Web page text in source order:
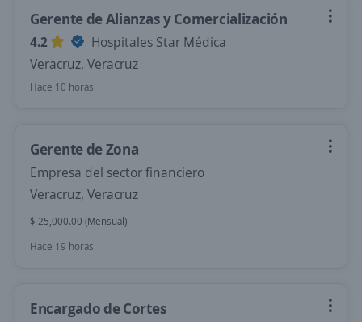
Gerente de Alianzas y Comercialización
4.2
Hospitales Star Médica
Veracruz, Veracruz
Hace 10 horas
Gerente de Zona
Empresa del sector financiero
Veracruz, Veracruz
$ 25,000.00 (Mensual)
Hace 19 horas
Encargado de Cortes